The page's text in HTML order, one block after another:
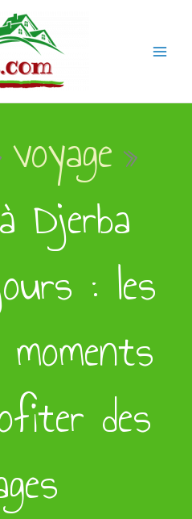
voyage
Djerba
: les
des